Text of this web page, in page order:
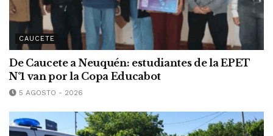
CAUCETE
De Caucete a Neuquén: estudiantes de la EPET
N°1 van por la Copa Educabot
5 AGOSTO - 2026